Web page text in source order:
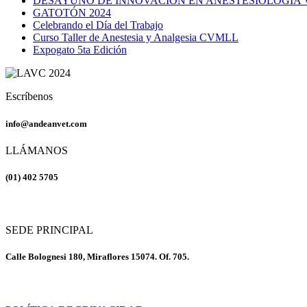
GATOTÓN 2024
Celebrando el Día del Trabajo
Curso Taller de Anestesia y Analgesia CVMLL
Expogato 5ta Edición
Escríbenos
info@andeanvet.com
LLÁMANOS
(01) 402 5705
SEDE PRINCIPAL
Calle Bolognesi 180, Miraflores 15074. Of. 705.